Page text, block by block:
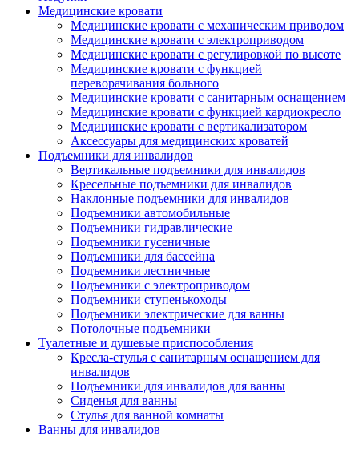
Медицинские кровати
Медицинские кровати с механическим приводом
Медицинские кровати с электроприводом
Медицинские кровати с регулировкой по высоте
Медицинские кровати с функцией
переворачивания больного
Медицинские кровати с санитарным оснащением
Медицинские кровати с функцией кардиокресло
Медицинские кровати с вертикализатором
Аксессуары для медицинских кроватей
Подъемники для инвалидов
Вертикальные подъемники для инвалидов
Кресельные подъемники для инвалидов
Наклонные подъемники для инвалидов
Подъемники автомобильные
Подъемники гидравлические
Подъемники гусеничные
Подъемники для бассейна
Подъемники лестничные
Подъемники с электроприводом
Подъемники ступенькоходы
Подъемники электрические для ванны
Потолочные подъемники
Туалетные и душевые приспособления
Кресла-стулья с санитарным оснащением для
инвалидов
Подъемники для инвалидов для ванны
Сиденья для ванны
Стулья для ванной комнаты
Ванны для инвалидов